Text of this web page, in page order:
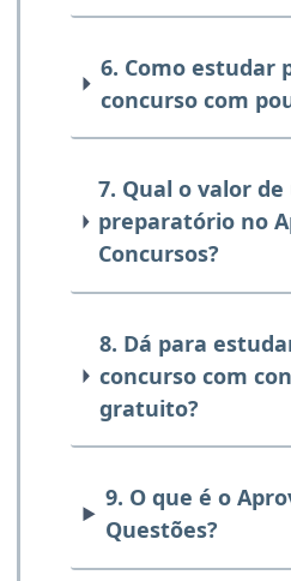
6. Como estudar
concurso com
7. Qual o valor
preparatório no
Concursos?
8. Dá para
concurso com
gratuito?
9. O que é o
Questões?